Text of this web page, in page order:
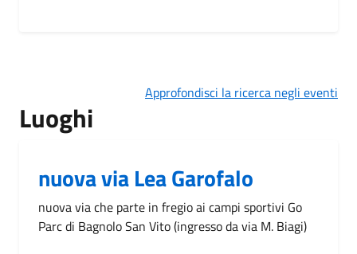
Approfondisci la ricerca negli eventi
Luoghi
nuova via Lea Garofalo
nuova via che parte in fregio ai campi sportivi Go
Parc di Bagnolo San Vito (ingresso da via M. Biagi)